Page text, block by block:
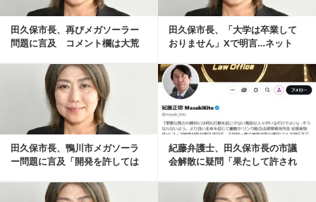
田久保市長、再びメガソーラー
問題に言及 コメント欄は大荒
田久保市長、「大学は卒業して
おりません」Xで明言…ネット
田久保市長、鴨川市メガソーラ
ー問題に言及「開発を許しては
紀藤弁護士、田久保市長の市議
会解散に疑問「果たして許され
記事を読む
記事を読む